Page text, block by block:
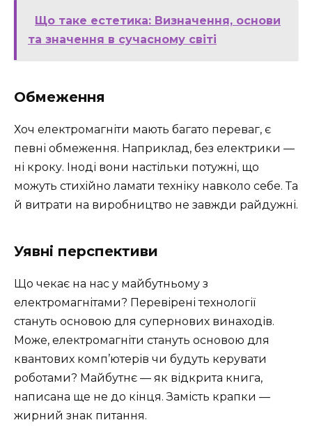
Що таке естетика: Визначення, основи
та значення в сучасному світі
Обмеження
Хоч електромагніти мають багато переваг, є
певні обмеження. Наприклад, без електрики —
ні кроку. Іноді вони настільки потужні, що
можуть стихійно ламати техніку навколо себе. Та
й витрати на виробництво не завжди райдужні.
Уявні перспективи
Що чекає на нас у майбутньому з
електромагнітами? Перевірені технології
стануть основою для супернових винаходів.
Може, електромагніти стануть основою для
квантових комп’ютерів чи будуть керувати
роботами? Майбутнє — як відкрита книга,
написана ще не до кінця. Замість крапки —
жирний знак питання.